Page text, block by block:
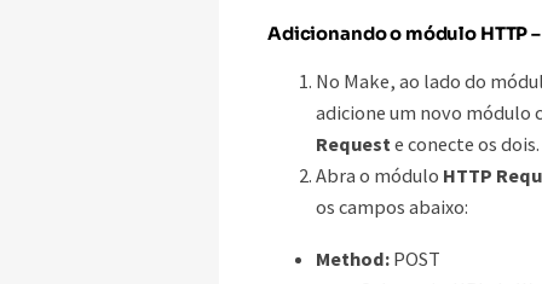
Adicionando o módulo HTTP
No Make, ao lado do
adicione um novo módulo
Request e conecte os dois.
Abra o módulo HTTP
os campos abaixo:
Method: POST